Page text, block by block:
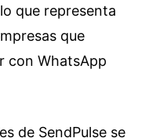
que representa
que
con WhatsApp
de SendPulse se